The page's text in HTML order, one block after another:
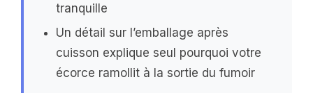
tranquille
Un détail sur l’emballage après
cuisson explique seul pourquoi votre
écorce ramollit à la sortie du fumoir